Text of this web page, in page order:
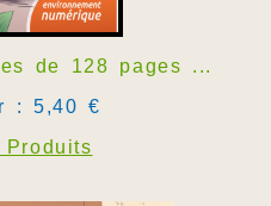
de 128 pages ...
: 5,40 €